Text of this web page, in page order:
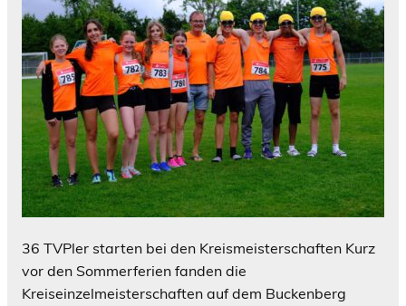
36 TVPler starten bei den Kreismeisterschaften Kurz
vor den Sommerferien fanden die
Kreiseinzelmeisterschaften auf dem Buckenberg